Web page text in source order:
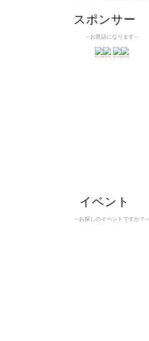
スポンサー
--お世話になります--
イベント
--お探しのイベントですか？--